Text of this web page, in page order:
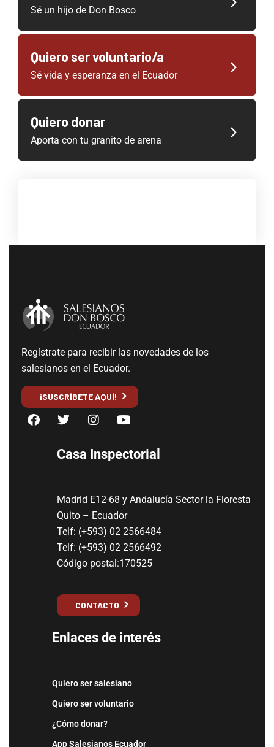
Sé un hijo de Don Bosco
Quiero ser voluntario/a
Sé vida y esperanza en el Ecuador
Quiero donar
Aporta con tu granito de arena
Regístrate para recibir las novedades de los
salesianos en el Ecuador.
¡SUSCRÍBETE AQUÍ!
Casa Inspectorial
Madrid E12-68 y Andalucía Sector la Floresta
Quito – Ecuador
Telf: (+593) 02 2566484
Telf: (+593) 02 2566492
Código postal:170525
CONTACTO
Enlaces de interés
Quiero ser salesiano
Quiero ser voluntario
¿Cómo donar?
App Salesianos Ecuador